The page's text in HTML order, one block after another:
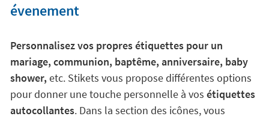
évenement
Personnalisez vos propres étiquettes pour un
mariage, communion, baptême, anniversaire, baby
shower, etc. Stikets vous propose différentes options
pour donner une touche personnelle à vos étiquettes
autocollantes. Dans la section des icônes, vous